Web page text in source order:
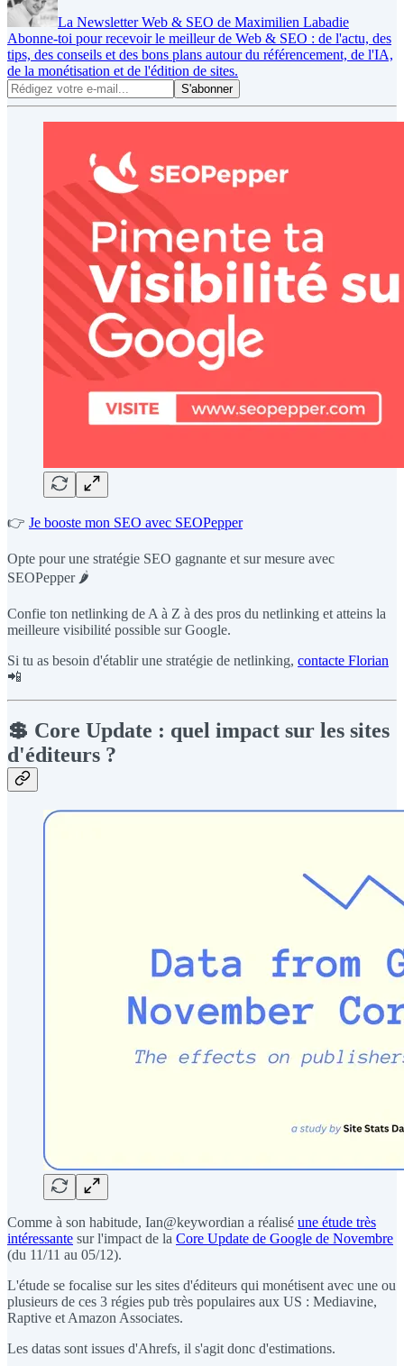
La Newsletter Web & SEO de Maximilien Labadie
Abonne-toi pour recevoir le meilleur de Web & SEO : de l'actu, des
tips, des conseils et des bons plans autour du référencement, de l'IA,
de la monétisation et de l'édition de sites.
👉 Je booste mon SEO avec SEOPepper
Opte pour une stratégie SEO gagnante et sur mesure avec
SEOPepper 🌶️
Confie ton netlinking de A à Z à des pros du netlinking et atteins la
meilleure visibilité possible sur Google.
Si tu as besoin d'établir une stratégie de netlinking, contacte Florian
📲
💲 Core Update : quel impact sur les sites
d'éditeurs ?
Comme à son habitude, Ian@keywordian a réalisé une étude très
intéressante sur l'impact de la Core Update de Google de Novembre
(du 11/11 au 05/12).
L'étude se focalise sur les sites d'éditeurs qui monétisent avec une ou
plusieurs de ces 3 régies pub très populaires aux US : Mediavine,
Raptive et Amazon Associates.
Les datas sont issues d'Ahrefs, il s'agit donc d'estimations.